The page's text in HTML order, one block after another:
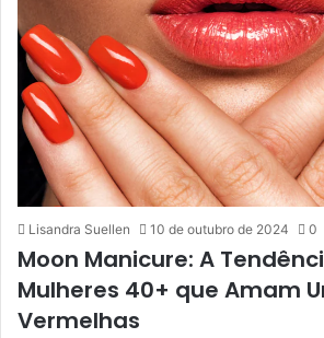
Lisandra Suellen 10 de outubro de 2024 0
Moon Manicure: A
Mulheres 40+ que Amam
Vermelhas